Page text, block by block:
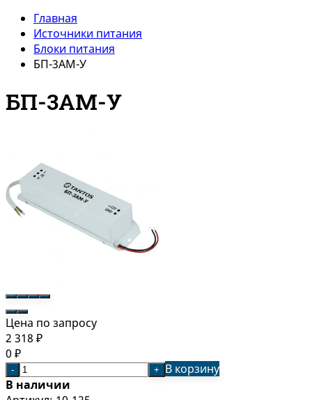
Главная
Источники питания
Блоки питания
БП-3АМ-У
БП-3АМ-У
Цена по запросу
2 318 ₽
0 ₽
- +
В корзину
В наличии